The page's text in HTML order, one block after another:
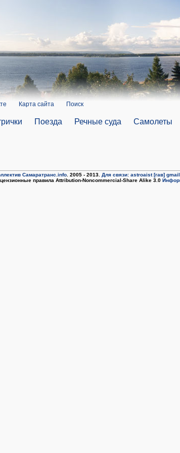
Карта сайта Поиск
Поезда Речные суда Самолеты
Самаратранс.info. 2005 - 2013. Для связи: astroaist [гав]
правила Attribution-Noncommercial-Share Alike 3.0